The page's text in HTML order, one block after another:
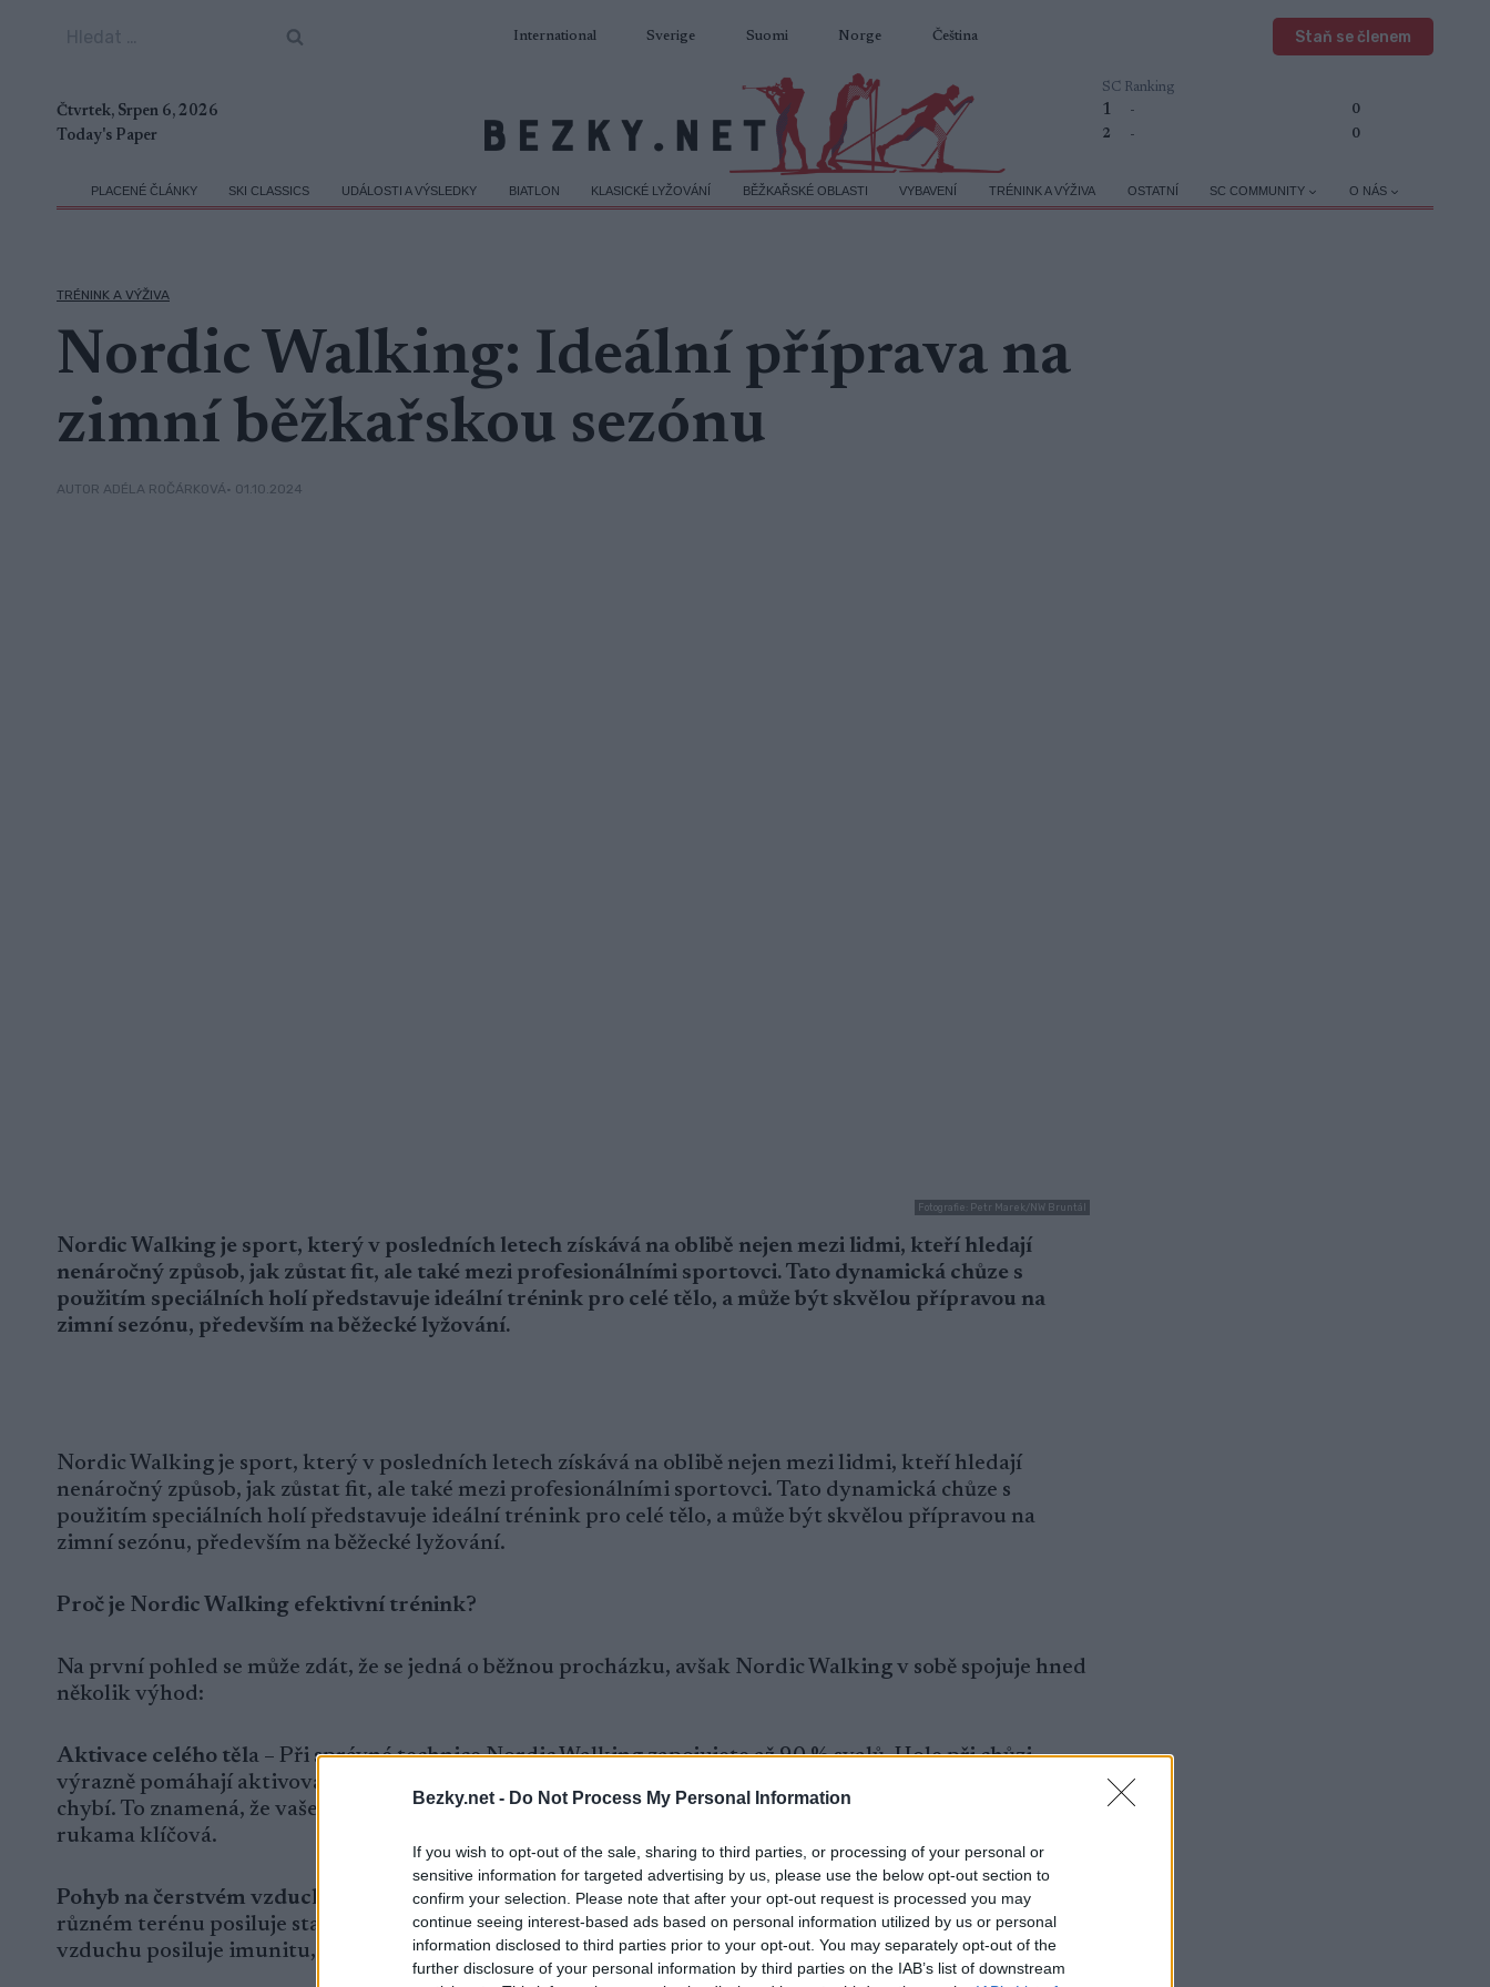
Bezky.net - Do Not Process My Personal Information
If you wish to opt-out of the sale, sharing to third parties, or processing of your personal or
sensitive information for targeted advertising by us, please use the below opt-out section to
confirm your selection. Please note that after your opt-out request is processed you may
continue seeing interest-based ads based on personal information utilized by us or personal
information disclosed to third parties prior to your opt-out. You may separately opt-out of the
further disclosure of your personal information by third parties on the IAB’s list of downstream
International Sverige Suomi Norge Čeština Staň se členem
Čtvrtek, Srpen 6, 2026
Today's Paper
SC Ranking
1 -
0
2
- 0
PLACENÉ ČLÁNKY SKI CLASSICS UDÁLOSTI A VÝSLEDKY BIATLON KLASICKÉ LYŽOVÁNÍ BĚŽKAŘSKÉ OBLASTI VYBAVENÍ TRÉNINK A VÝŽIVA OSTATNÍ SC COMMUNITY O NÁS
TRÉNINK A VÝŽIVA
Nordic Walking: Ideální příprava na
zimní běžkařskou sezónu
AUTOR ADÉLA ROČÁRKOVÁ• 01.10.2024
Fotografie: Petr Marek/NW Bruntál
Nordic Walking je sport, který v posledních letech získává na oblibě nejen mezi lidmi, kteří hledají
nenáročný způsob, jak zůstat fit, ale také mezi profesionálními sportovci. Tato dynamická chůze s
použitím speciálních holí představuje ideální trénink pro celé tělo, a může být skvělou přípravou na
zimní sezónu, především na běžecké lyžování.
Nordic Walking je sport, který v posledních letech získává na oblibě nejen mezi lidmi, kteří hledají
nenáročný způsob, jak zůstat fit, ale také mezi profesionálními sportovci. Tato dynamická chůze s
použitím speciálních holí představuje ideální trénink pro celé tělo, a může být skvělou přípravou na
zimní sezónu, především na běžecké lyžování.
Proč je Nordic Walking efektivní trénink?
Na první pohled se může zdát, že se jedná o běžnou procházku, avšak Nordic Walking v sobě spojuje hned
několik výhod:
Aktivace celého těla – Při správné technice Nordic Walking zapojujete až 90 % svalů. Hole při chůzi
výrazně pomáhají aktivovat horní část těla, především ramena, paže, záda a břišní svaly, což běžné chůzi
chybí. To znamená, že vaše tělo pracuje podobně jako při běžkování, kde je koordinace mezi nohama a
rukama klíčová.
Pohyb na čerstvém vzduchu
– Stejně jako běžky, Nordic Walking vás vytáhne ven do přírody. Chůze v
různém terénu posiluje stabilitu a koordinaci, což se na sněhu určitě hodí. Navíc pohyb na čerstvém
vzduchu posiluje imunitu, což je v zimním období velká výhoda.